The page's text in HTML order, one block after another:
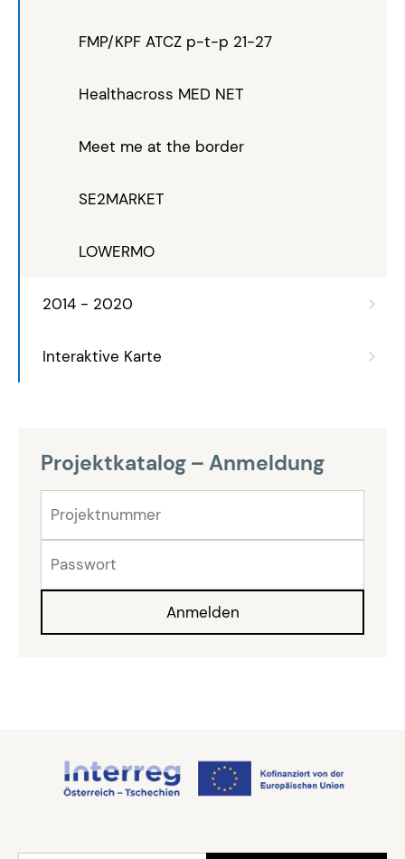
FMP/KPF ATCZ p-t-p 21-27
Healthacross MED NET
Meet me at the border
SE2MARKET
LOWERMO
2014 - 2020
Interaktive Karte
Projektkatalog – Anmeldung